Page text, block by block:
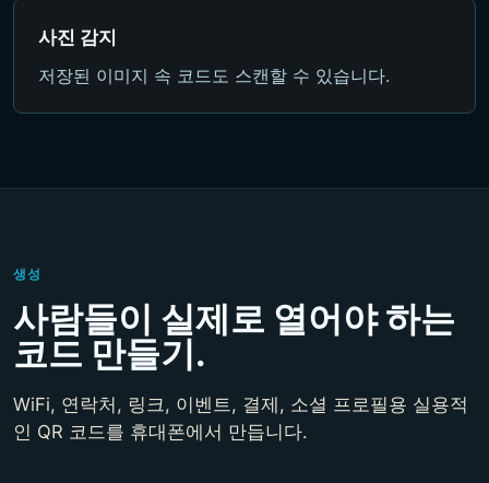
사진 감지
저장된 이미지 속 코드도 스캔할 수 있습니다.
생성
사람들이 실제로 열어야 하는
코드 만들기.
WiFi, 연락처, 링크, 이벤트, 결제, 소셜 프로필용 실용적
인 QR 코드를 휴대폰에서 만듭니다.